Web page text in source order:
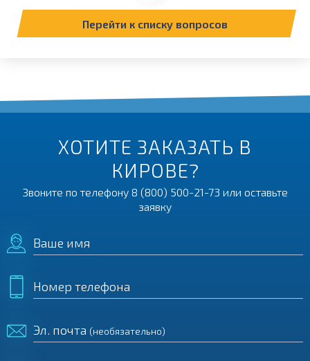
ХОТИТЕ ЗАКАЗАТЬ В
КИРОВЕ?
Звоните по телефону 8 (800) 500-21-73 или оставьте
заявку
Ваше имя
Номер телефона
Эл. почта (необязательно)
Перейти к списку вопросов